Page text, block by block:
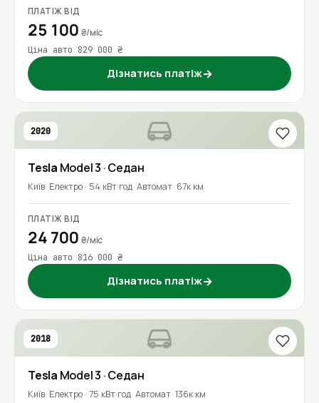
ПЛАТІЖ ВІД
25 100 ₴/міс
Ціна авто 829 000 ₴
Дізнатись платіж→
2020
Tesla Model 3 · Седан
Київ Електро · 54 кВт·год Автомат 67к км
ПЛАТІЖ ВІД
24 700 ₴/міс
Ціна авто 816 000 ₴
Дізнатись платіж→
2018
Tesla Model 3 · Седан
Київ Електро · 75 кВт·год Автомат 136к км